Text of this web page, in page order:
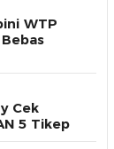
WTP
Cek
5 Tikep